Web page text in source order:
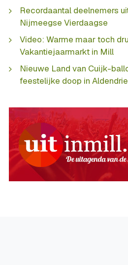
Recordaantal deelnemers
Nijmeegse Vierdaagse
Video: Warme maar toch
Vakantiejaarmarkt in Mill
Nieuwe Land van Cuijk-
feestelijke doop in